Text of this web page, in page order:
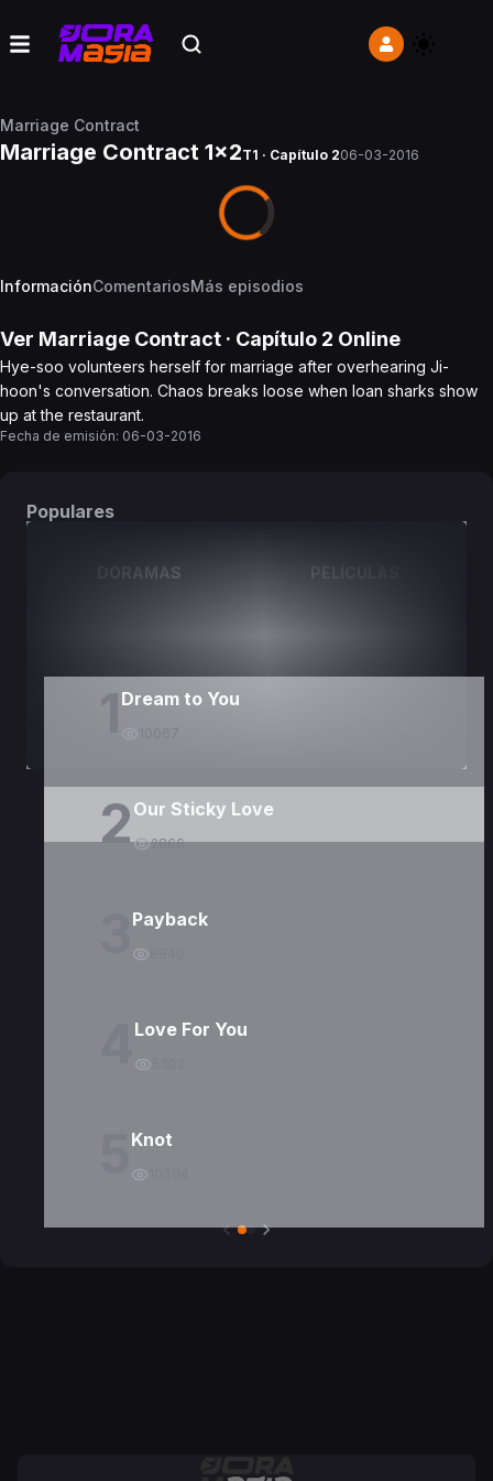
Marriage Contract
Marriage Contract 1x2T1 · Capítulo 206-03-2016
InformaciónComentariosMás episodios
Ver Marriage Contract · Capítulo 2 Online
Hye-soo volunteers herself for marriage after overhearing Ji-
hoon's conversation. Chaos breaks loose when loan sharks show
up at the restaurant.
Fecha de emisión: 06-03-2016
Populares
DORAMAS PELÍCULAS
1 Dream to You
2Our Sticky Love
2866
Payback
Love For You
Knot